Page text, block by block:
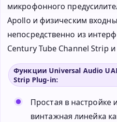
микрофонного
Apollo и физическим
непосредственно из
Century Tube Channel Strip
Функции Universal Audio
Strip Plug-in:
Простая в настройке
винтажная линейка